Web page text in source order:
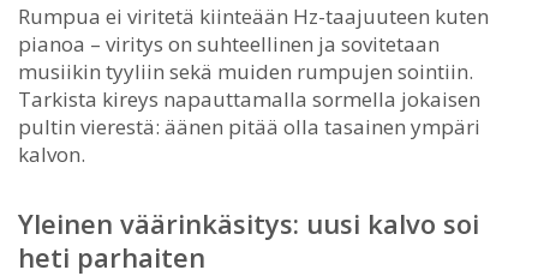
Rumpua ei viritetä kiinteään Hz-taajuuteen kuten
pianoa – viritys on suhteellinen ja sovitetaan
musiikin tyyliin sekä muiden rumpujen sointiin.
Tarkista kireys napauttamalla sormella jokaisen
pultin vierestä: äänen pitää olla tasainen ympäri
kalvon.
Yleinen väärinkäsitys: uusi kalvo soi
heti parhaiten